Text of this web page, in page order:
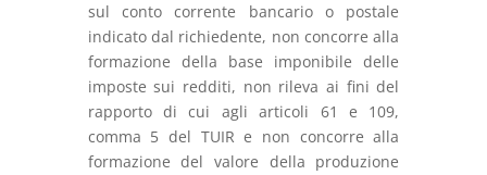
sul conto corrente bancario o postale
indicato dal richiedente, non concorre alla
formazione della base imponibile delle
imposte sui redditi, non rileva ai fini del
rapporto di cui agli articoli 61 e 109,
comma 5 del TUIR e non concorre alla
formazione del valore della produzione